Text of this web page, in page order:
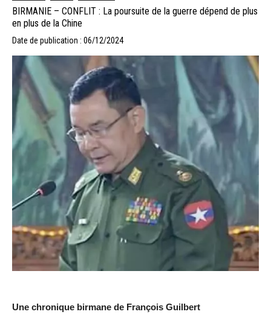
BIRMANIE – CONFLIT : La poursuite de la guerre dépend de plus
en plus de la Chine
Date de publication : 06/12/2024
Une chronique birmane de François Guilbert